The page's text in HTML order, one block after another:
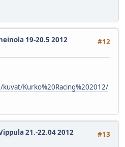
#12
19-20.5 2012
Kurko%20Racing%202012/
#13
21.-22.04 2012